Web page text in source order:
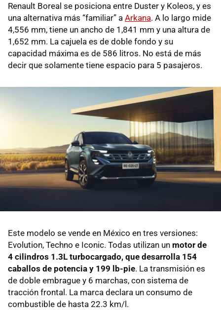
Renault Boreal se posiciona entre Duster y Koleos, y es
una alternativa más “familiar” a Arkana. A lo largo mide
4,556 mm, tiene un ancho de 1,841 mm y una altura de
1,652 mm. La cajuela es de doble fondo y su
capacidad máxima es de 586 litros. No está de más
decir que solamente tiene espacio para 5 pasajeros.
Este modelo se vende en México en tres versiones:
Evolution, Techno e Iconic. Todas utilizan un motor de
4 cilindros 1.3L turbocargado, que desarrolla 154
caballos de potencia y 199 lb-pie. La transmisión es
de doble embrague y 6 marchas, con sistema de
tracción frontal. La marca declara un consumo de
combustible de hasta 22.3 km/l.